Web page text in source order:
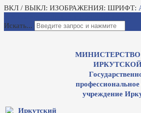
ВКЛ / ВЫКЛ: ИЗОБРАЖЕНИЯ: ШРИФТ:
Искать...
МИНИСТЕРСТВО
профессиональное
учреждение